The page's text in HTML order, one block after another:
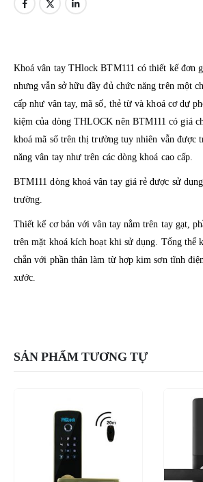
Khoá vân tay THlock BTM111 có thiết kế đơn
nhưng vẫn sở hữu đầy đủ chức năng trên một
cấp như vân tay, mã số, thẻ từ và khoá cơ dự
kiệm của dòng THLOCK nên BTM111 có giá
khoá mã số trên thị trường tuy nhiên vẫn được
năng vân tay như trên các dòng khoá cao cấp.
BTM111 dòng khoá vân tay giá rẻ được sử
trường.
Thiết kế cơ bản với vân tay nằm trên tay gạt,
trên mặt khoá kích hoạt khi sử dụng. Tổng thể
chắn với phần thân làm từ hợp kim sơn tĩnh
xước.
SẢN PHẨM TƯƠNG TỰ